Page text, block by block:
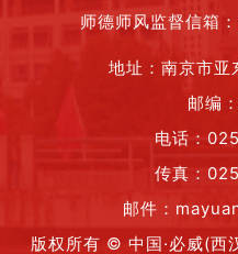
师德师风监督信箱
地址：南京市亚
邮编
电话：
传真：
邮件：
版权所有 © 中国·必威(